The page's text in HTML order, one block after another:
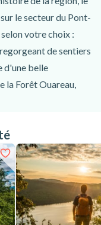
le secteur du Pont-
votre choix :
de sentiers
d'une belle
la Forêt Ouareau,
de niveau
profiter non
avec des crampons,
vous en avez envie !
des itinéraires allant
un dénivelé positif